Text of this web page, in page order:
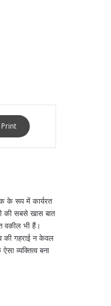
Print
के रूप में कार्यरत
की सबसे खास बात
वकील भी हैं।
की गहराई न केवल
व्यक्तित्व बना